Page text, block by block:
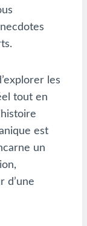
les
tout en
est
un
d’une